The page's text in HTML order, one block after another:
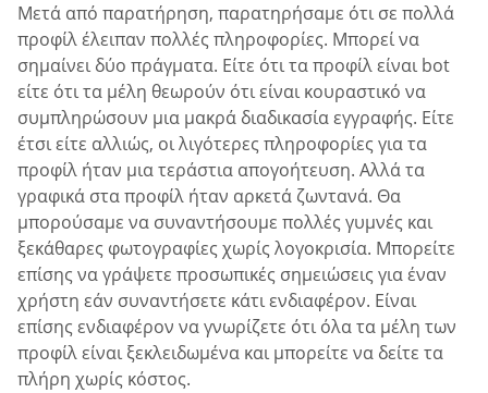
Μετά από παρατήρηση, παρατηρήσαμε ότι σε πολλά
προφίλ έλειπαν πολλές πληροφορίες. Μπορεί να
σημαίνει δύο πράγματα. Είτε ότι τα προφίλ είναι bot
είτε ότι τα μέλη θεωρούν ότι είναι κουραστικό να
συμπληρώσουν μια μακρά διαδικασία εγγραφής. Είτε
έτσι είτε αλλιώς, οι λιγότερες πληροφορίες για τα
προφίλ ήταν μια τεράστια απογοήτευση. Αλλά τα
γραφικά στα προφίλ ήταν αρκετά ζωντανά. Θα
μπορούσαμε να συναντήσουμε πολλές γυμνές και
ξεκάθαρες φωτογραφίες χωρίς λογοκρισία. Μπορείτε
επίσης να γράψετε προσωπικές σημειώσεις για έναν
χρήστη εάν συναντήσετε κάτι ενδιαφέρον. Είναι
επίσης ενδιαφέρον να γνωρίζετε ότι όλα τα μέλη των
προφίλ είναι ξεκλειδωμένα και μπορείτε να δείτε τα
πλήρη χωρίς κόστος.